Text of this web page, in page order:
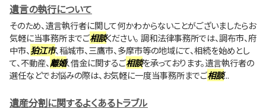
遺言の執行について
そのため、遺言執行者に関して何かわからないことがございましたらお
気軽に当事務所までご相談ください。 調和法律事務所では、調布市、府
中市、狛江市、稲城市、三鷹市、多摩市等の地域にて、相続を始めとし
て、不動産、離婚、借金に関するご相談を承っております。遺言執行者の
選任などでお悩みの際は、お気軽に一度当事務所までご相談...
遺産分割に関するよくあるトラブル